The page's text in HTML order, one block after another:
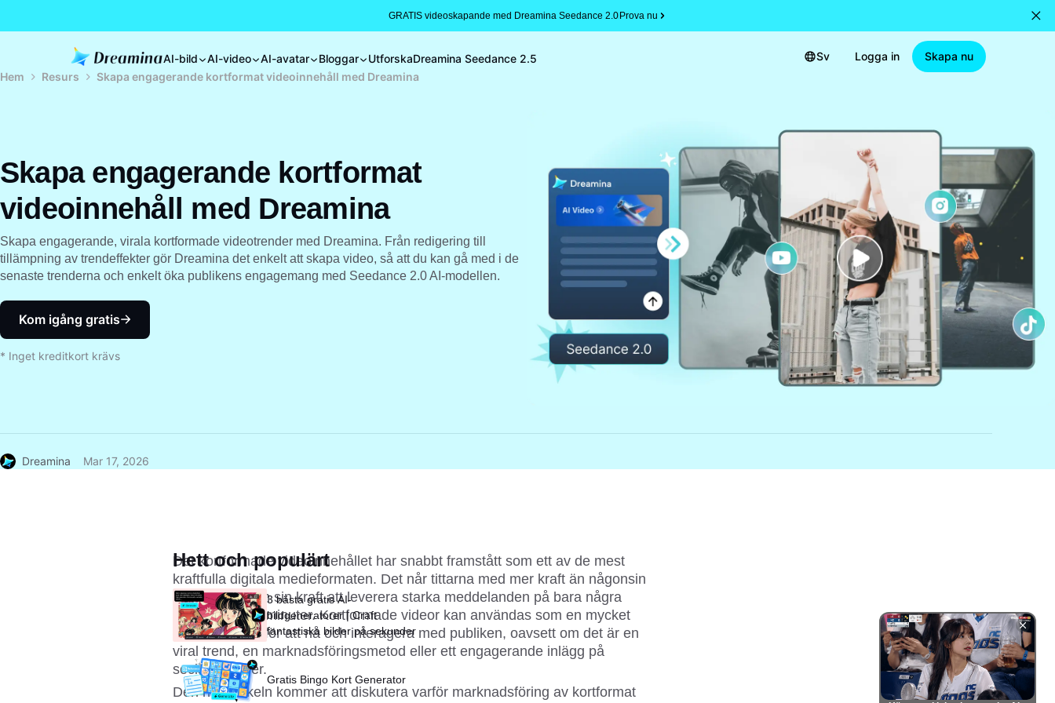
GRATIS videoskapande med Dreamina Seedance 2.0Prova nu
AI-bild AI-video AI-avatar Bloggar UtforskaDreamina Seedance 2.5 Sv Logga in
Skapa nu
Hem
Resurs Skapa engagerande kortformat videoinnehåll med Dreamina
Skapa engagerande kortformat
videoinnehåll med Dreamina
Skapa engagerande, virala kortformade videotrender med Dreamina. Från redigering till
tillämpning av trendeffekter gör Dreamina det enkelt att skapa video, så att du kan gå med i de
senaste trenderna och enkelt öka publikens engagemang med Seedance 2.0 AI-modellen.
Kom igång gratis
* Inget kreditkort krävs
Dreamina Mar 17, 2026
Det kortformade videoinnehållet har snabbt framstått som ett av de mest
kraftfulla digitala medieformaten. Det når tittarna med mer kraft än någonsin
tidigare, genom sin kraft att leverera starka meddelanden på bara några
sekunder eller minuter. Kortformade videor kan användas som en mycket
effektiv metod för att nå och interagera med publiken, oavsett om det är en
viral trend, en marknadsföringsmetod eller ett engagerande inlägg på
sociala medier.
Den här artikeln kommer att diskutera varför marknadsföring av kortformat
Hett och populärt
3 bästa gratis AI-
bildgeneratorer | Craft
fantastiska bilder på sekunder
Gratis Bingo Kort Generator